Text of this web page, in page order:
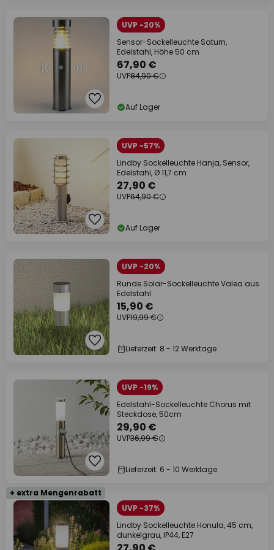
UVP -20%
Sensor-Sockelleuchte Saturn,
Edelstahl, Höhe 50 cm
67,90 €
UVP84,90 €
Auf Lager
UVP -57%
Lindby Sockelleuchte Hanja, Sensor,
Edelstahl, Ø 11,7 cm
27,90 €
UVP64,90 €
Auf Lager
UVP -20%
Runde Solar-Sockelleuchte Valea aus
Edelstahl
15,90 €
UVP19,99 €
Lieferzeit: 8 - 12 Werktage
UVP -19%
Edelstahl-Sockelleuchte Chorus mit
Steckdose, 50cm
29,90 €
UVP36,99 €
Lieferzeit: 6 - 10 Werktage
+ extra Mengenrabatt
UVP -37%
Lindby Sockelleuchte Honula, 45 cm,
dunkelgrau, IP44, E27